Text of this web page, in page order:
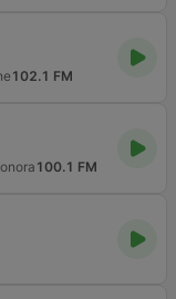
102.1 FM
100.1 FM